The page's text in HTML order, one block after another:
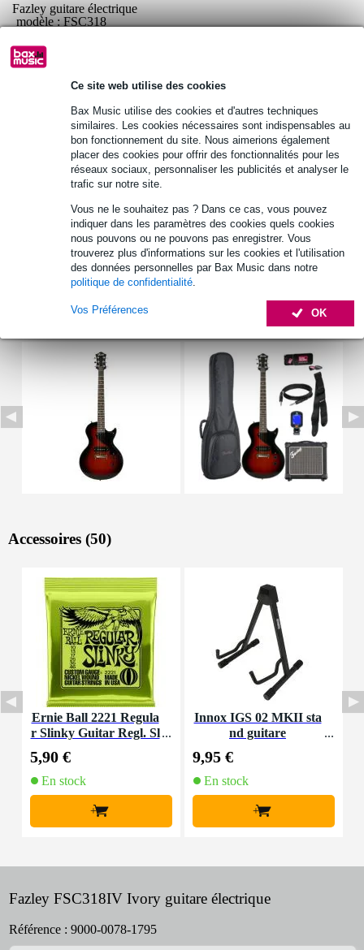
Ce site web utilise des cookies
Bax Music utilise des cookies et d'autres techniques
similaires. Les cookies nécessaires sont indispensables au
bon fonctionnement du site. Nous aimerions également
placer des cookies pour offrir des fonctionnalités pour les
réseaux sociaux, personnaliser les publicités et analyser le
trafic sur notre site.
Vous ne le souhaitez pas ? Dans ce cas, vous pouvez
indiquer dans les paramètres des cookies quels cookies
nous pouvons ou ne pouvons pas enregistrer. Vous
trouverez plus d'informations sur les cookies et l'utilisation
des données personnelles par Bax Music dans notre
politique de confidentialité.
OK
Vos Préférences
Fazley guitare électrique
modèle : FSC318
corps
composition : acajou (mahogany)
fixation : collé (set-neck)
composition : acajou (mahogany)
finition : vernis brillant (gloss)
Afficher toutes les caractéristiques du produit
Autres variantes (2)
Autres variantes (4)
Accessoires (50)
Ernie Ball 2221 Regula
r Slinky Guitar Regl. Sl
de cordes
5,90 €
En stock
+
Innox IGS 02 MKII sta
nd guitare
9,95 €
En stock
+
Fazley FSC318IV Ivory guitare électrique
Référence : 9000-0078-1795